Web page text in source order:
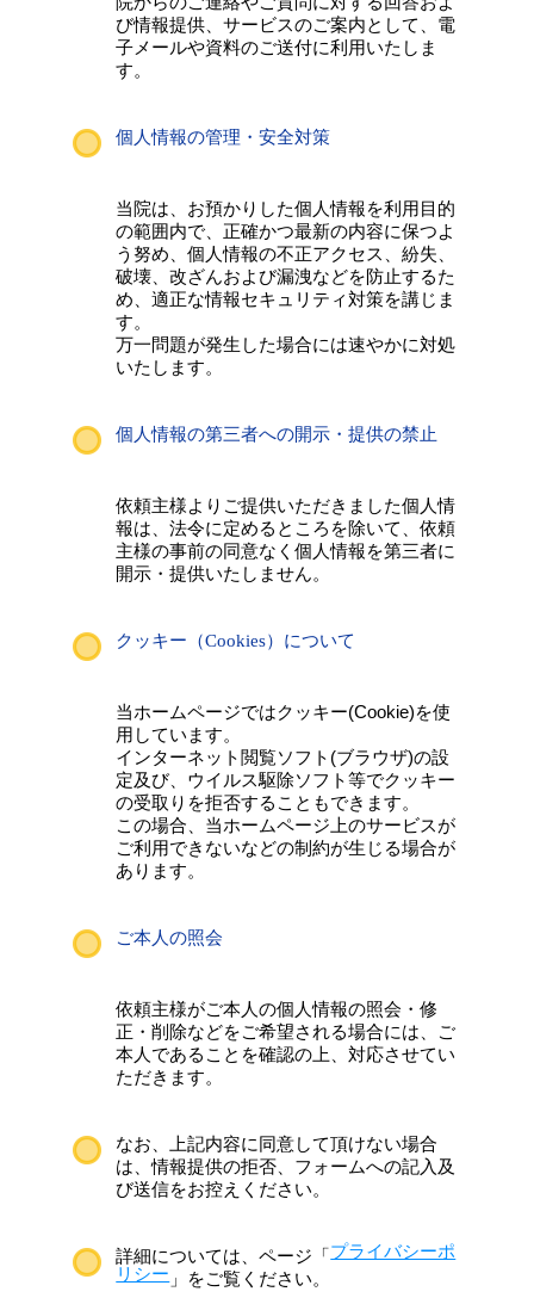
び情報提供、サービスのご案内として、電
子メールや資料のご送付に利用いたしま
す。
個人情報の管理・安全対策
当院は、お預かりした個人情報を利用目的
の範囲内で、正確かつ最新の内容に保つよ
う努め、個人情報の不正アクセス、紛失、
破壊、改ざんおよび漏洩などを防止するた
め、適正な情報セキュリティ対策を講じま
す。
万一問題が発生した場合には速やかに対処
いたします。
個人情報の第三者への開示・提供の禁止
依頼主様よりご提供いただきました個人情
報は、法令に定めるところを除いて、依頼
主様の事前の同意なく個人情報を第三者に
開示・提供いたしません。
クッキー（Cookies）について
当ホームページではクッキー(Cookie)を使
用しています。
インターネット閲覧ソフト(ブラウザ)の設
定及び、ウイルス駆除ソフト等でクッキー
の受取りを拒否することもできます。
この場合、当ホームページ上のサービスが
ご利用できないなどの制約が生じる場合が
あります。
ご本人の照会
依頼主様がご本人の個人情報の照会・修
正・削除などをご希望される場合には、ご
本人であることを確認の上、対応させてい
ただきます。
なお、上記内容に同意して頂けない場合
は、情報提供の拒否、フォームへの記入及
び送信をお控えください。
詳細については、ページ「プライバシーポ
リシー」をご覧ください。